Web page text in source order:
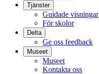
Tjänster
Guidade visningar
För skolor
Delta
Ge oss feedback
Museet
Museet
Kontakta oss